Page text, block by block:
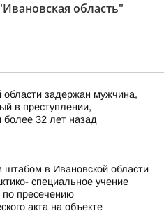
область"
области задержан мужчина,
в преступлении,
32 лет назад
в Ивановской области
специальное учение
по пресечению
акта на объекте